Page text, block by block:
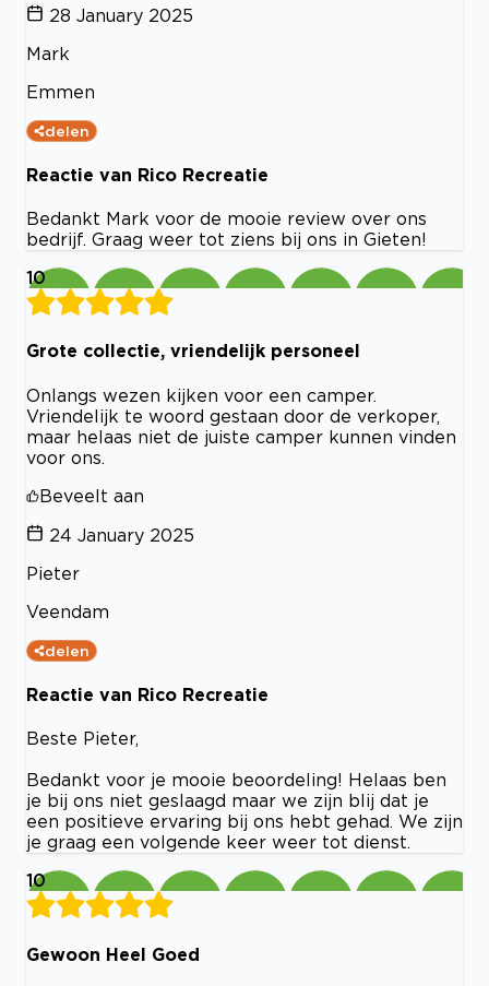
28 January 2025
Mark
Emmen
delen
Reactie van Rico Recreatie
Bedankt Mark voor de mooie review over ons
bedrijf. Graag weer tot ziens bij ons in Gieten!
10
Grote collectie, vriendelijk personeel
Onlangs wezen kijken voor een camper.
Vriendelijk te woord gestaan door de verkoper,
maar helaas niet de juiste camper kunnen vinden
voor ons.
Beveelt aan
24 January 2025
Pieter
Veendam
delen
Reactie van Rico Recreatie
Beste Pieter,
Bedankt voor je mooie beoordeling! Helaas ben
je bij ons niet geslaagd maar we zijn blij dat je
een positieve ervaring bij ons hebt gehad. We zijn
je graag een volgende keer weer tot dienst.
10
Gewoon Heel Goed